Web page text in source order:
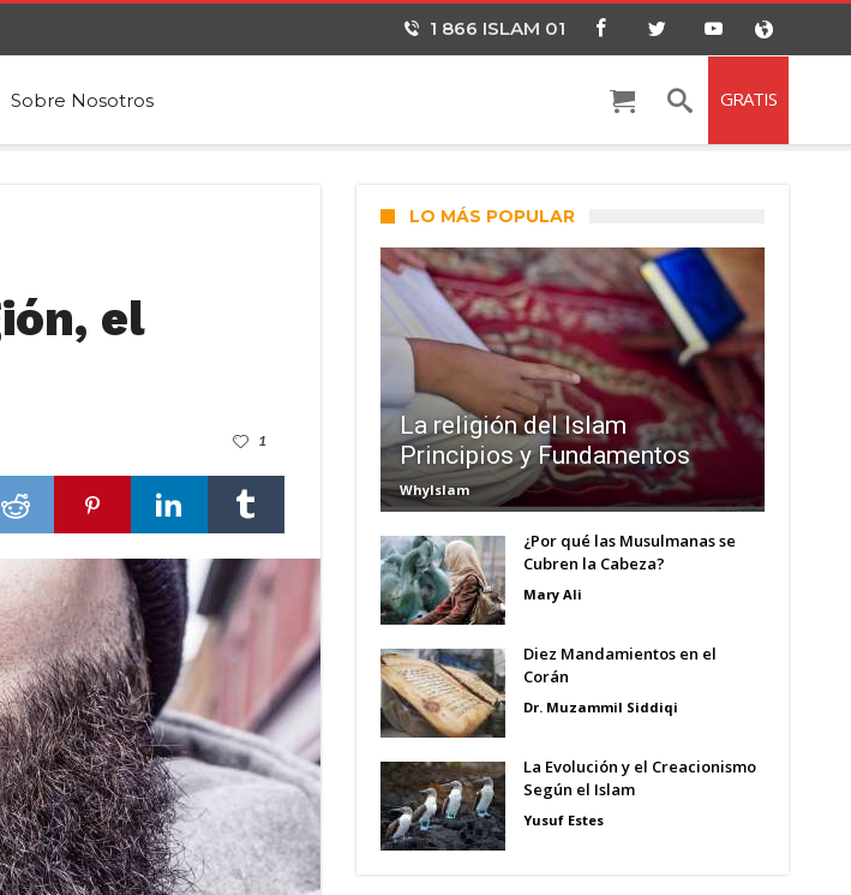
1 866 ISLAM 01
Sobre Nosotros GRATIS
el
1
LO MÁS POPULAR
La religión del Islam
Principios y Fundamentos
WhyIslam
¿Por qué las Musulmanas se
Cubren la Cabeza?
Mary Ali
Diez Mandamientos en el
Corán
Dr. Muzammil Siddiqi
La Evolución y el Creacionismo
Según el Islam
Yusuf Estes